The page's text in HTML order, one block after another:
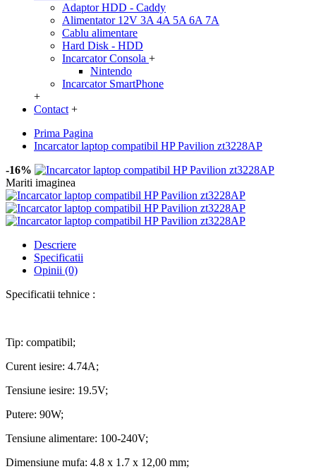
Adaptor HDD - Caddy
Alimentator 12V 3A 4A 5A 6A 7A
Cablu alimentare
Hard Disk - HDD
Incarcator Consola +
Nintendo
Incarcator SmartPhone
+
Contact +
Prima Pagina
Incarcator laptop compatibil HP Pavilion zt3228AP
-16%
Mariti imaginea
Descriere
Specificatii
Opinii (0)
Specificatii tehnice :
Tip: compatibil;
Curent iesire: 4.74A;
Tensiune iesire: 19.5V;
Putere: 90W;
Tensiune alimentare: 100-240V;
Dimensiune mufa: 4.8 x 1.7 x 12,00 mm;